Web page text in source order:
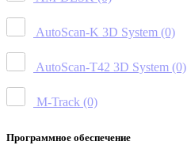
AutoScan-K 3D System (0)
AutoScan-T42 3D System (0)
M-Track (0)
Программное обеспечение